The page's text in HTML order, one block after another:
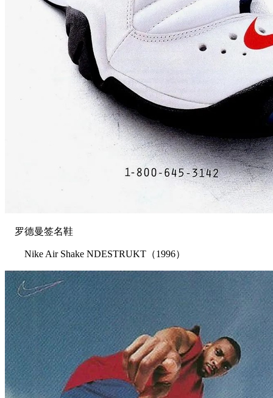
罗德曼签名鞋
Nike Air Shake NDESTRUKT（1996）